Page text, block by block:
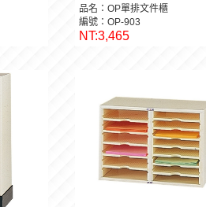
品名：OP單排文件櫃
編號：OP-903
NT:3,465